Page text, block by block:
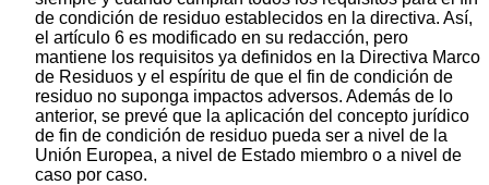
de condición de residuo establecidos en la directiva. Así,
el artículo 6 es modificado en su redacción, pero
mantiene los requisitos ya definidos en la Directiva Marco
de Residuos y el espíritu de que el fin de condición de
residuo no suponga impactos adversos. Además de lo
anterior, se prevé que la aplicación del concepto jurídico
de fin de condición de residuo pueda ser a nivel de la
Unión Europea, a nivel de Estado miembro o a nivel de
caso por caso.